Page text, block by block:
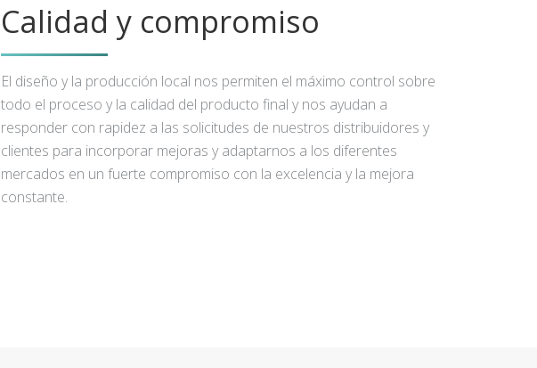
Calidad y compromiso
El diseño y la producción local nos permiten el máximo control sobre
todo el proceso y la calidad del producto final y nos ayudan a
responder con rapidez a las solicitudes de nuestros distribuidores y
clientes para incorporar mejoras y adaptarnos a los diferentes
mercados en un fuerte compromiso con la excelencia y la mejora
constante.